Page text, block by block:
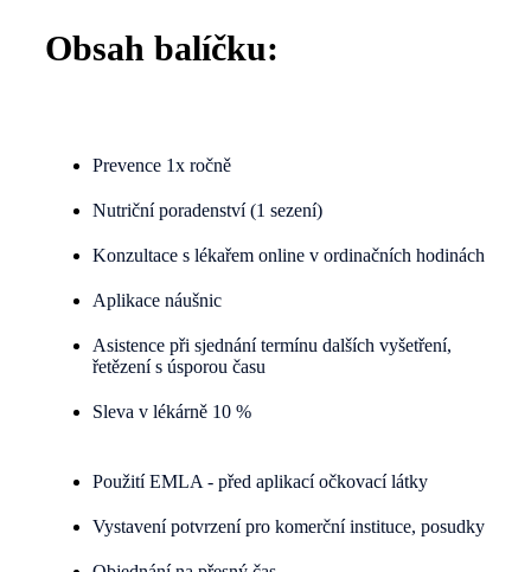
Obsah balíčku:
Prevence 1x ročně
Nutriční poradenství (1 sezení)
Konzultace s lékařem online v ordinačních hodinách
Aplikace náušnic
Asistence při sjednání termínu dalších vyšetření,
řetězení s úsporou času
Sleva v lékárně 10 %
Použití EMLA - před aplikací očkovací látky
Vystavení potvrzení pro komerční instituce, posudky